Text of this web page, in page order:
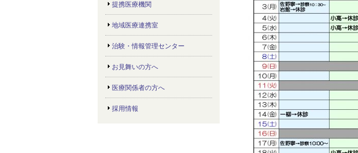
提携医療機関
地域医療連携室
治験・情報管理センター
お見舞いの方へ
医療関係者の方へ
採用情報